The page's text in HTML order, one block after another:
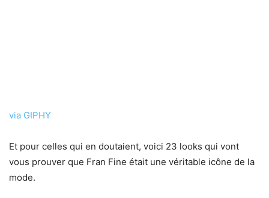
via GIPHY
Et pour celles qui en doutaient, voici 23 looks qui vont
vous prouver que Fran Fine était une véritable icône de la
mode.